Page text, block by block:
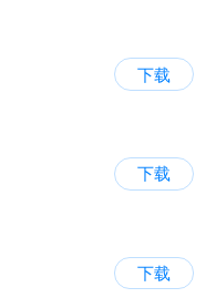
下载
下载
下载